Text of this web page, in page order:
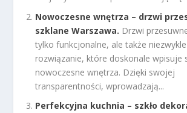
Nowoczesne wnętrza – drzwi
szklane Warszawa. Drzwi
tylko funkcjonalne, ale także
rozwiązanie, które doskonale wpisuje
nowoczesne wnętrza. Dzięki swojej
transparentności, wprowadzają...
Perfekcyjna kuchnia – szkło